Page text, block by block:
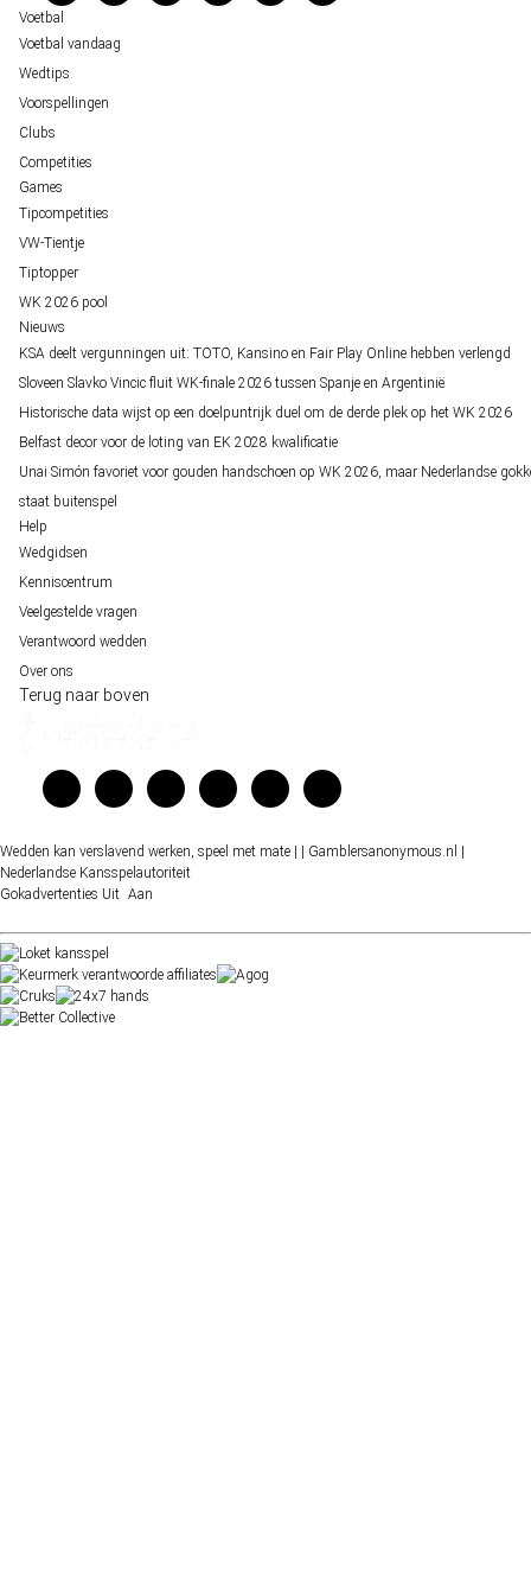
Over ons
Voetbal
Voetbal vandaag
Wedtips
Voorspellingen
Clubs
Competities
Games
Tipcompetities
VW-Tientje
Tiptopper
WK 2026 pool
Nieuws
KSA deelt vergunningen uit: TOTO, Kansino en Fair Play Online hebben verlengd
Sloveen Slavko Vincic fluit WK-finale 2026 tussen Spanje en Argentinië
Historische data wijst op een doelpuntrijk duel om de derde plek op het WK 2026
Belfast decor voor de loting van EK 2028 kwalificatie
Unai Simón favoriet voor gouden handschoen op WK 2026, maar Nederlandse
staat buitenspel
Help
Wedgidsen
Kenniscentrum
Veelgestelde vragen
Verantwoord wedden
Over ons
Terug naar boven
Wedden kan verslavend werken, speel met mate | | Gamblersanonymous.nl
Nederlandse Kansspelautoriteit
Gokadvertenties Uit Aan